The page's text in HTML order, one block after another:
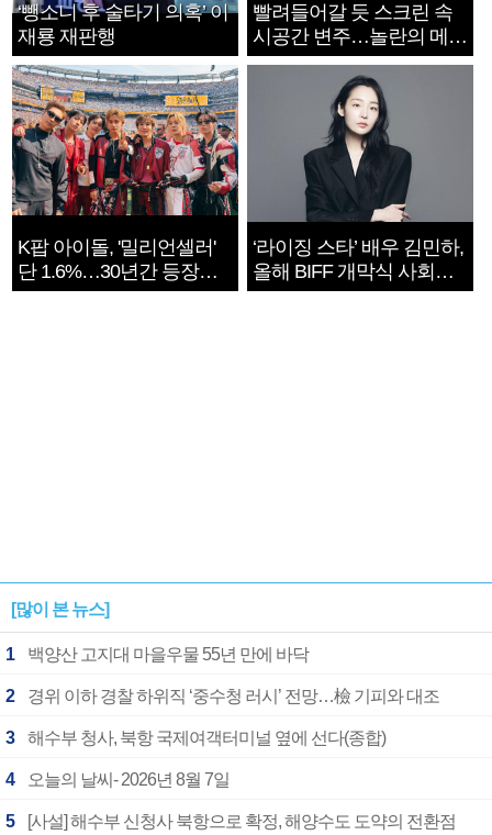
‘뺑소니 후 술타기 의혹’ 이
재룡 재판행
빨려들어갈 듯 스크린 속
시공간 변주…놀란의 메시
지는 ‘전쟁 속죄’
K팝 아이돌, '밀리언셀러'
단 1.6%…30년간 등장
1182개팀 전수조사
‘라이징 스타’ 배우 김민하,
올해 BIFF 개막식 사회자
확정
[많이 본 뉴스]
1 백양산 고지대 마을우물 55년 만에 바닥
2 경위 이하 경찰 하위직 ‘중수청 러시’ 전망…檢 기피와 대조
3 해수부 청사, 북항 국제여객터미널 옆에 선다(종합)
4 오늘의 날씨- 2026년 8월 7일
5 [사설] 해수부 신청사 북항으로 확정, 해양수도 도약의 전환점